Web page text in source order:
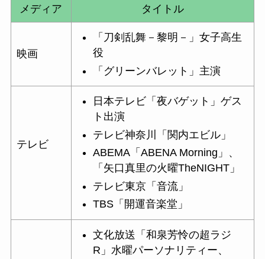
メディア タイトル
映画
「刀剣乱舞－黎明－」女子高生
役
「グリーンバレット」主演
テレビ
日本テレビ「夜バゲット」ゲス
ト出演
テレビ神奈川「関内エビル」
ABEMA「ABENA Morning」、
「矢口真里の火曜TheNIGHT」
テレビ東京「音流」
TBS「開運音楽堂」
文化放送「和泉芳怜の超ラジ
R」水曜パーソナリティー、